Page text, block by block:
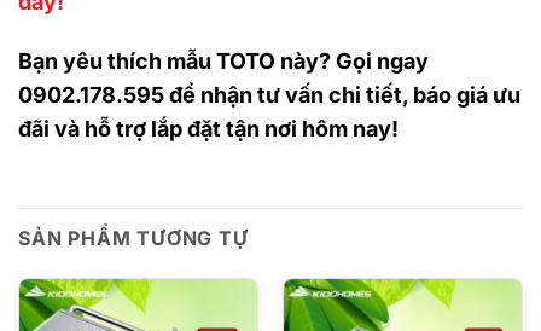
Bạn yêu thích mẫu TOTO này? Gọi ngay
0902.178.595 để nhận tư vấn chi tiết, báo giá ưu
đãi và hỗ trợ lắp đặt tận nơi hôm nay!
SẢN PHẨM TƯƠNG TỰ